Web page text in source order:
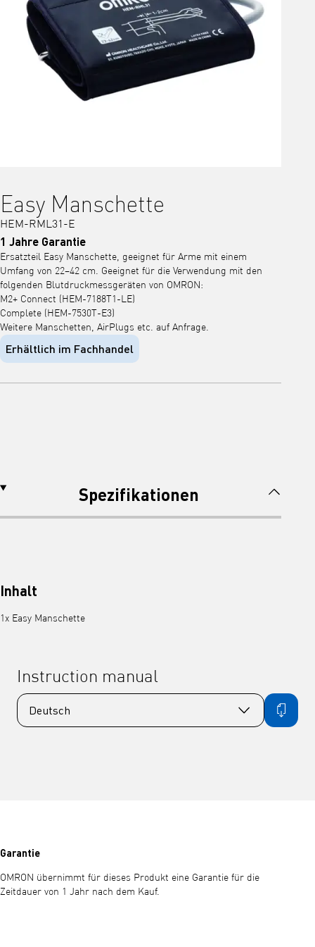
Easy Manschette
HEM-RML31-E
1 Jahre Garantie
Ersatzteil Easy Manschette, geeignet für Arme mit einem
Umfang von 22–42 cm. Geeignet für die Verwendung mit den
folgenden Blutdruckmessgeräten von OMRON:
M2+ Connect (HEM-7188T1-LE)
Complete (HEM-7530T-E3)
Weitere Manschetten, AirPlugs etc. auf Anfrage.
Erhältlich im Fachhandel
Spezifikationen
Inhalt
1x Easy Manschette
Instruction manual
Garantie
OMRON übernimmt für dieses Produkt eine Garantie für die
Zeitdauer von 1 Jahr nach dem Kauf.